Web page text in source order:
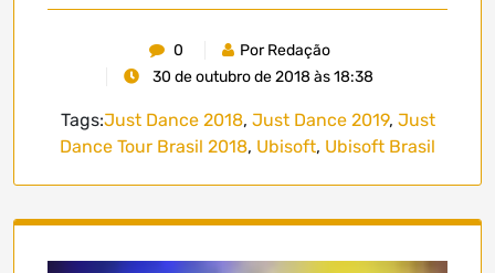
0
Por Redação
30 de outubro de 2018 às 18:38
Tags:Just Dance 2018, Just Dance 2019, Just
Dance Tour Brasil 2018, Ubisoft, Ubisoft Brasil